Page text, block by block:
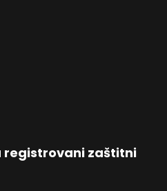
su registrovani zaštitni